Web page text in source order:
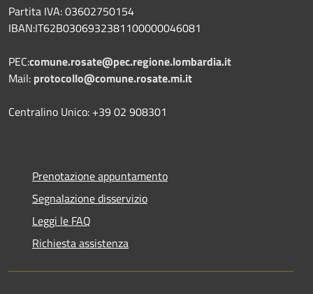
Partita IVA: 03602750154
IBAN:IT62B0306932381100000046081
PEC:comune.rosate@pec.regione.lombardia.it
Mail: protocollo@comune.rosate.mi.it
Centralino Unico: +39 02 908301
Prenotazione appuntamento
Segnalazione disservizio
Leggi le FAQ
Richiesta assistenza